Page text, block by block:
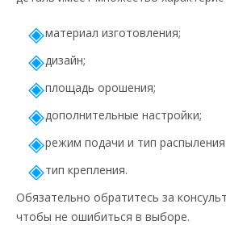
материал изготовления;
дизайн;
площадь орошения;
дополнительные настройки;
режим подачи и тип
тип крепления.
Обязательно обратитесь за
чтобы не ошибиться в выборе.